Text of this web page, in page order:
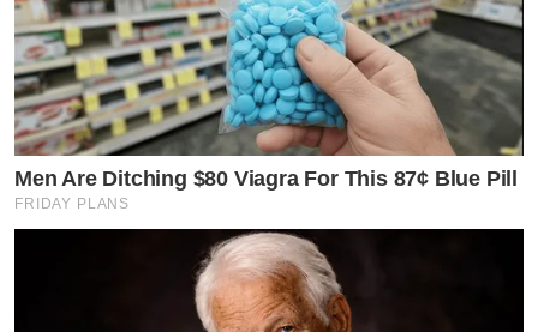
Men Are Ditching $80 Viagra For This 87¢ Blue Pill
FRIDAY PLANS